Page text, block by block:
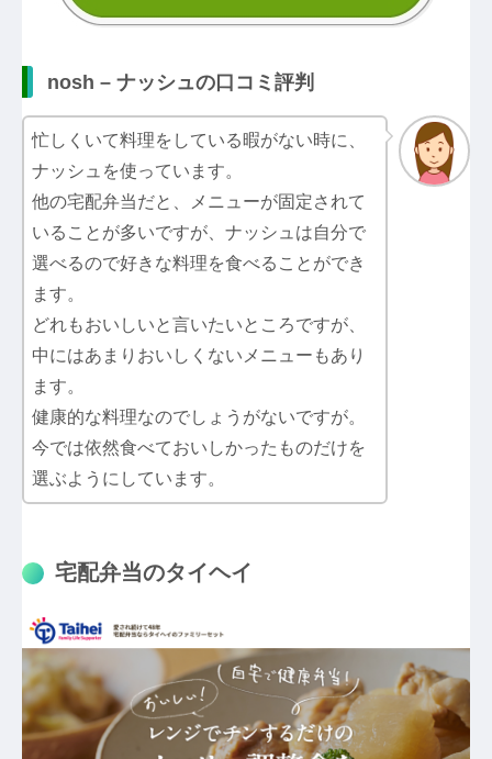
nosh – ナッシュの口コミ評判
忙しくいて料理をしている暇がない時に、
ナッシュを使っています。
他の宅配弁当だと、メニューが固定されて
いることが多いですが、ナッシュは自分で
選べるので好きな料理を食べることができ
ます。
どれもおいしいと言いたいところですが、
中にはあまりおいしくないメニューもあり
ます。
健康的な料理なのでしょうがないですが。
今では依然食べておいしかったものだけを
選ぶようにしています。
宅配弁当のタイヘイ